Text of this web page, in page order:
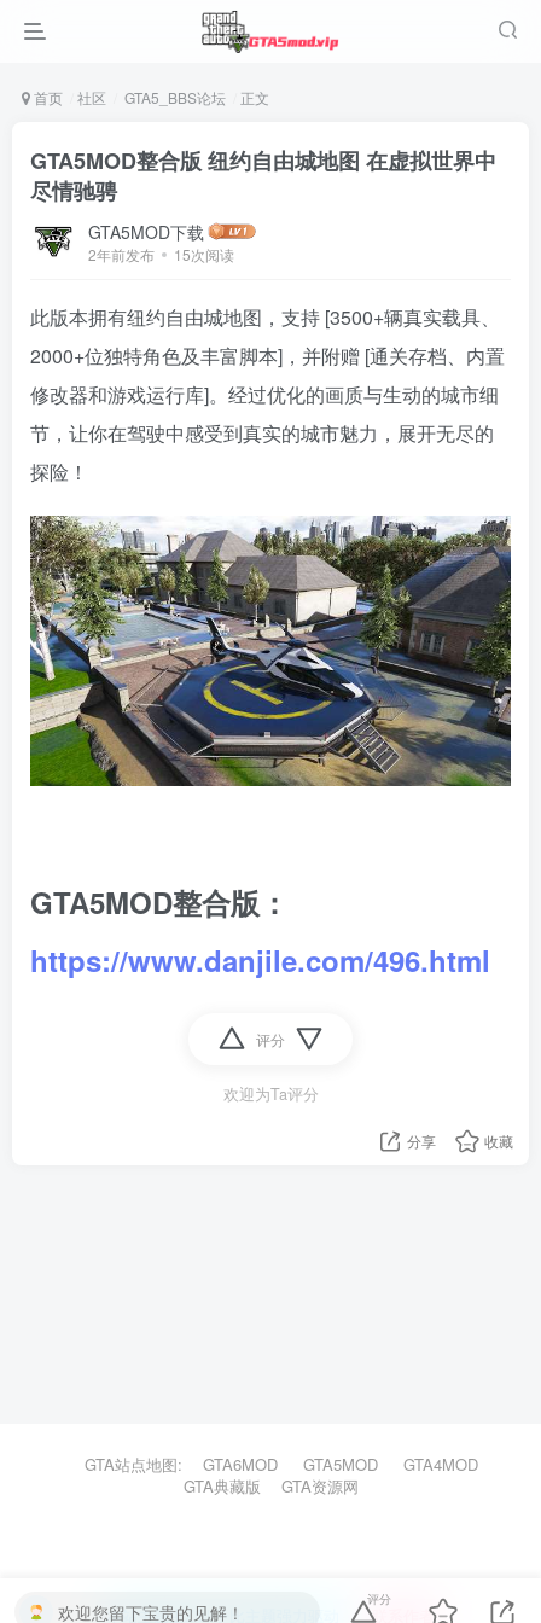
首页 社区 GTA5_BBS论坛 正文
GTA5MOD整合版 纽约自由城地图 在虚拟世界中
尽情驰骋
GTA5MOD下载
2年前发布 15次阅读
此版本拥有纽约自由城地图，支持 [3500+辆真实载具、
2000+位独特角色及丰富脚本]，并附赠 [通关存档、内置
修改器和游戏运行库]。经过优化的画质与生动的城市细
节，让你在驾驶中感受到真实的城市魅力，展开无尽的
探险！
GTA5MOD整合版：
https://www.danjile.com/496.html
评分
欢迎为Ta评分
分享 收藏
GTA站点地图: GTA6MOD GTA5MOD
GTA4MOD
GTA典藏版
GTA资源网
欢迎您留下宝贵的见解！
评分
本站主题由Zibll子比主题强力驱动 联系作者